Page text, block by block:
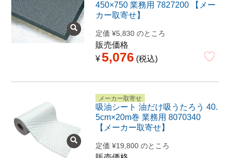
450×750 業務用 7827200 【メー
カー取寄せ】
定価 ¥5,830 のところ
販売価格
¥5,076 税込
メーカー取寄せ
吸油シート 油だけ吸うたろう 40.
5cm×20m巻 業務用 8070340
【メーカー取寄せ】
定価 ¥19,800 のところ